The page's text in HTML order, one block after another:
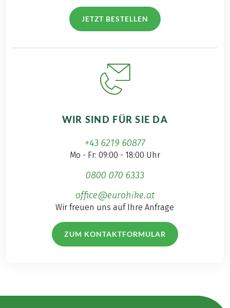
JETZT BESTELLEN
WIR SIND FÜR SIE DA
+43 6219 60877
Mo - Fr: 09:00 - 18:00 Uhr
0800 070 6333
office@eurohike.at
Wir freuen uns auf Ihre Anfrage
ZUM KONTAKTFORMULAR